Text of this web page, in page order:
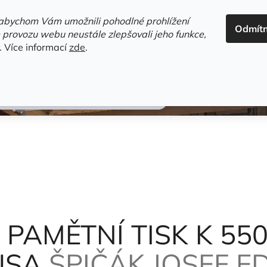
Vám umožnili pohodlné prohlížení
webu neustále zlepšovali jeho funkce,
Více informacízde.
HLEDAT
M.J. HUSA
TISK K